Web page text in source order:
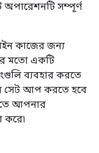
সম্পূর্ণ
কাজের জন্য
মতো একটি
ব্যবহার করতে
সেট আপ করতে হবে
আপনার
করে৷